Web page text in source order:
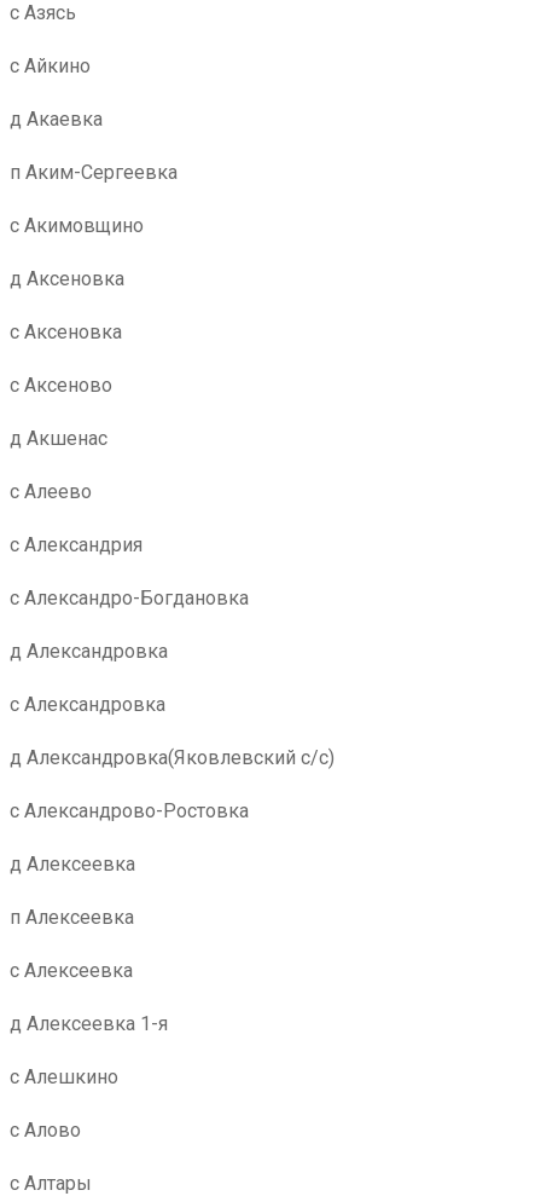
с Азясь
с Айкино
д Акаевка
п Аким-Сергеевка
с Акимовщино
д Аксеновка
с Аксеновка
с Аксеново
д Акшенас
с Алеево
с Александрия
с Александро-Богдановка
д Александровка
с Александровка
д Александровка(Яковлевский с/с)
с Александрово-Ростовка
д Алексеевка
п Алексеевка
с Алексеевка
д Алексеевка 1-я
с Алешкино
с Алово
с Алтары